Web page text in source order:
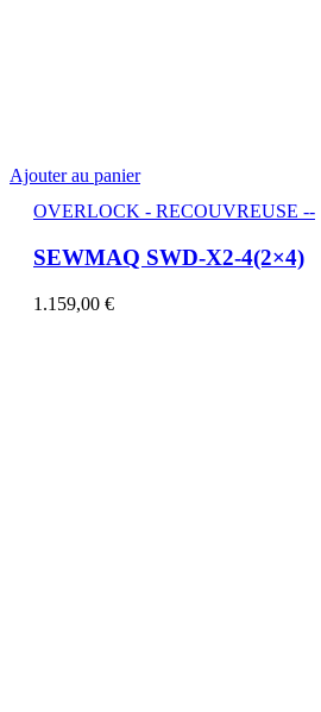
Ajouter au panier
OVERLOCK - RECOUVREUSE --
SEWMAQ SWD-X2-4(2×4)
1.159,00 €